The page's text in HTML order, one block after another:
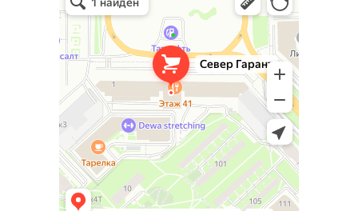
Металлообработка в Санкт‑Петербурге
ГАРАНТ
Ваш надёжный партнёр в реализации
уникальных проектов. Наша команда
опытных специалистов, готова
воплотить в жизнь самые смелые идеи
и проекты. Мы предлагаем широкий
спектр услуг по проектированию и
изготовлению металлоконструкций и